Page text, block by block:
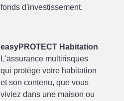
fonds d'investissement.
easyPROTECT Habitation
L'assurance multirisques
qui protège votre habitation
et son contenu, que vous
viviez dans une maison ou